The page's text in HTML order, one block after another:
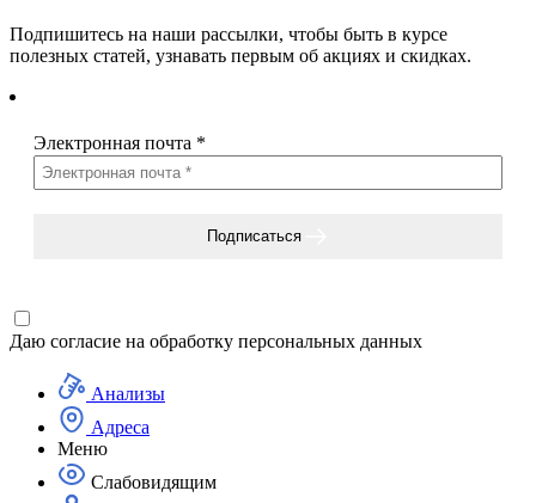
Подпишитесь на наши рассылки, чтобы быть в курсе
полезных статей, узнавать первым об акциях и скидках.
Электронная почта *
Подписаться
Даю согласие на обработку персональных данных
Анализы
Адреса
Меню
Слабовидящим